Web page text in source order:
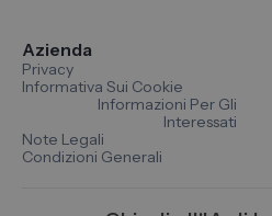
Azienda
Privacy
Informativa Sui Cookie
Informazioni Per Gli
Interessati
Note Legali
Condizioni Generali